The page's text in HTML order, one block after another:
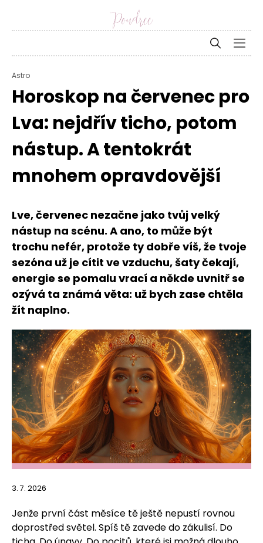
Astro
Horoskop na červenec pro
Lva: nejdřív ticho, potom
nástup. A tentokrát
mnohem opravdovější
Lve, červenec nezačne jako tvůj velký
nástup na scénu. A ano, to může být
trochu nefér, protože ty dobře víš, že tvoje
sezóna už je cítit ve vzduchu, šaty čekají,
energie se pomalu vrací a někde uvnitř se
ozývá ta známá věta: už bych zase chtěla
žít naplno.
3. 7. 2026
Jenže první část měsíce tě ještě nepustí rovnou
doprostřed světel. Spíš tě zavede do zákulisí. Do